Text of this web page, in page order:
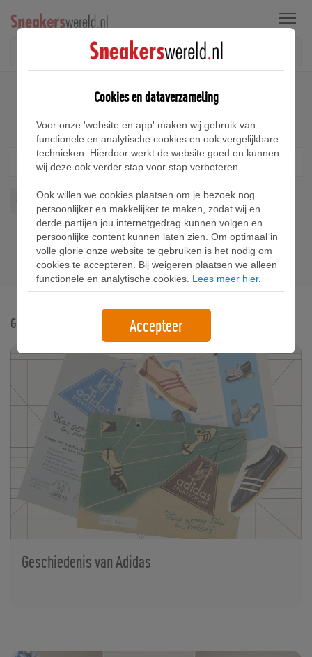
Menu
Adidas Questar Sneakers
Questar Wis alles
Gerelateerde artikelen
Geschiedenis van Adidas
Cookies en dataverzameling
Voor onze 'website en app' maken wij gebruik van
functionele en analytische cookies en ook vergelijkbare
technieken. Hierdoor werkt de website goed en kunnen
wij deze ook verder stap voor stap verbeteren.
Ook willen we cookies plaatsen om je bezoek nog
persoonlijker en makkelijker te maken, zodat wij en
derde partijen jou internetgedrag kunnen volgen en
persoonlijke content kunnen laten zien. Om optimaal in
volle glorie onze website te gebruiken is het nodig om
cookies te accepteren. Bij weigeren plaatsen we alleen
functionele en analytische cookies. Lees meer hier.
Accepteer